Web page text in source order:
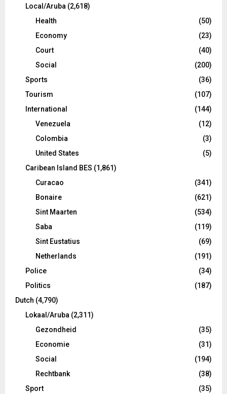
Local/Aruba (2,618)
Health
(50)
Economy
(23)
Court
(40)
Social
(200)
Sports
(36)
Tourism
(107)
International
(144)
Venezuela
(12)
Colombia
(3)
United States
(5)
Caribean Island BES (1,861)
Curacao
(341)
Bonaire
(621)
Sint Maarten
(534)
Saba
(119)
Sint Eustatius
(69)
Netherlands
(191)
Police
(34)
Politics
(187)
Dutch (4,790)
Lokaal/Aruba (2,311)
Gezondheid
(35)
Economie
(31)
Social
(194)
Rechtbank
(38)
Sport
(35)